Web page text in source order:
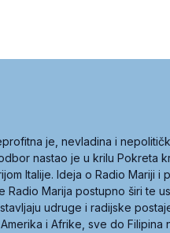
je, nevladina i
nastao je u krilu Pokreta
Italije. Ideja o Radio Mariji
Radio Marija postupno širi te
udruge i radijske
i Afrike, sve do Filipina